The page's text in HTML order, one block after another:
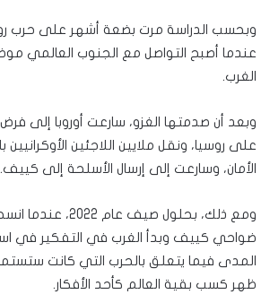
وبحسب الدراسة مرت بضعة أشهر على حرب
عندما أصبح التواصل مع الجنوب العالمي
الغرب.
وبعد أن صدمتها الغزو، سارعت أوروبا إلى
على روسيا، ونقل ملايين اللاجئين الأوكرانيين
الأمان، وسارعت إلى إرسال الأسلحة إلى كييف.
ومع ذلك، بحلول صيف عام
ضواحي كييف وبدأ الغرب في التفكير في
المدى فيما يتعلق بالحرب التي كانت
ظهر كسب بقية العالم كأحد الأفكار.